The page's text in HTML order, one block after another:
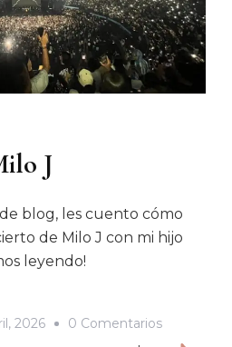
J
blog, les cuento cómo
de Milo J con mi hijo
leyendo!
2026 0 ComentariosEn